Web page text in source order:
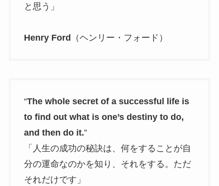
と思う」
Henry Ford （ヘンリー・フォード）
“The whole secret of a successful life is
to find out what is one’s destiny to do,
and then do it.”
「人生の成功の秘訣は、何をすることが自
分の運命なのかを知り、それをする。ただ
それだけです」